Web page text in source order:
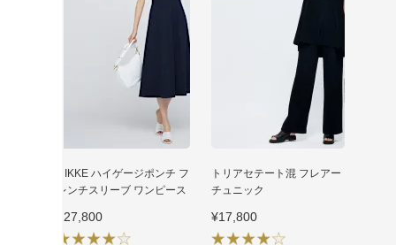
NIKKE ハイゲージポンチ フ
レンチスリーブ ワンピース
¥27,800
トリアセテート混 フレアー
チュニック
¥17,800